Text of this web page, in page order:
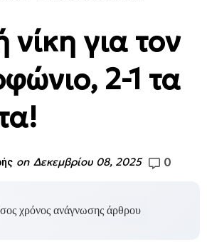
νίκη για τον
2-1 τα
on Δεκεμβρίου 08, 2025 0
χρόνος ανάγνωσης άρθρου